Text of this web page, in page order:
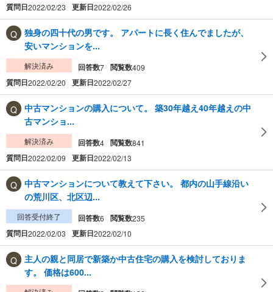
質問日2022/02/23 更新日2022/02/26
独身の四十代の男です。 アパートに長く住んでましたが、
安いマンションを...
解決済み 回答数7 閲覧数409
質問日2022/02/20 更新日2022/02/27
中古マンションの購入について。 築30年越え40年越えの中
古マンショ...
解決済み 回答数4 閲覧数841
質問日2022/02/09 更新日2022/02/13
中古マンションについて教えて下さい。 都内の山手線沿い
の荒川区、北区辺...
回答受付終了 回答数6 閲覧数235
質問日2022/02/03 更新日2022/02/10
主人の親と同居で新築か中古住宅の購入を検討しておりま
す。 価格は600...